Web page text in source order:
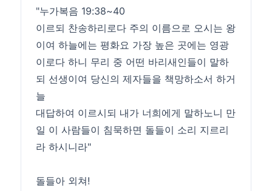
"누가복음 19:38~40
이르되 찬송하리로다 주의 이름으로 오시는 왕
이여 하늘에는 평화요 가장 높은 곳에는 영광
이로다 하니 무리 중 어떤 바리새인들이 말하
되 선생이여 당신의 제자들을 책망하소서 하거
늘
대답하여 이르시되 내가 너희에게 말하노니 만
일 이 사람들이 침묵하면 돌들이 소리 지르리
라 하시니라"
돌들아 외쳐!​